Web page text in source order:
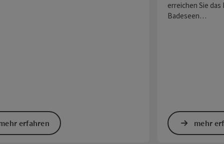
erfahren
erreichen Sie
Badeseen…
mehr